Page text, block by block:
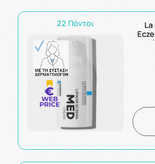
22 Πόντοι